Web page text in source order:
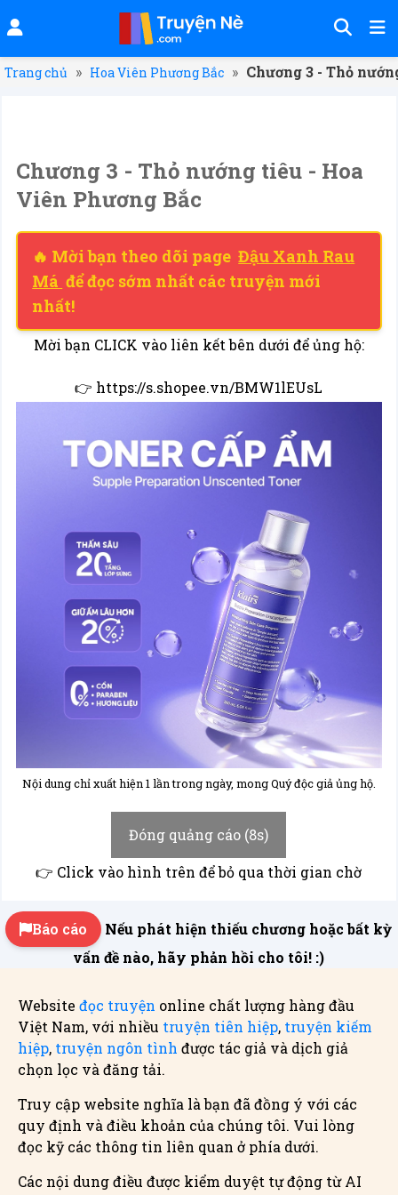
Trang chủ » Hoa Viên Phương Bắc » Chương 3 - Thỏ
Chương 3 - Thỏ nướng tiêu - Hoa
Viên Phương Bắc
🔥 Mời bạn theo dõi page Đậu Xanh Rau
Má để đọc sớm nhất các truyện mới
nhất!
Mời bạn CLICK vào liên kết bên dưới để ủng hộ:
👉 https://s.shopee.vn/BMW1lEUsL
Nội dung chỉ xuất hiện 1 lần trong ngày, mong Quý độc giả ủng hộ.
Đóng quảng cáo (8s)
👉 Click vào hình trên để bỏ qua thời gian chờ
Báo cáo
Nếu phát hiện thiếu chương hoặc bất kỳ
vấn đề nào, hãy phản hồi cho tôi! :)
Website đọc truyện online chất lượng hàng đầu
Việt Nam, với nhiều truyện tiên hiệp, truyện kiếm
hiệp, truyện ngôn tình được tác giả và dịch giả
chọn lọc và đăng tải.
Truy cập website nghĩa là bạn đã đồng ý với các
quy định và điều khoản của chúng tôi. Vui lòng
đọc kỹ các thông tin liên quan ở phía dưới.
Các nội dung điều được kiểm duyệt tự động từ AI